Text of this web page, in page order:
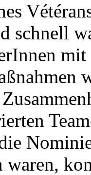
schnell
waren,